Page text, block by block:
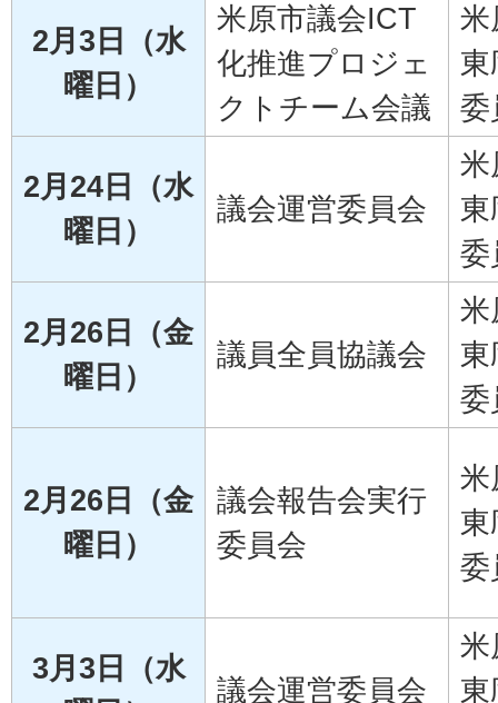
2月3日（水
曜日）
米原市議会ICT
化推進プロジェ
クトチーム会議
米
東
委
2月24日（水
曜日）
議会運営委員会
米
東
委
2月26日（金
曜日）
議員全員協議会
米
東
委
2月26日（金
曜日）
議会報告会実行
委員会
米
東
委
3月3日（水
議会運営委員会
米
東